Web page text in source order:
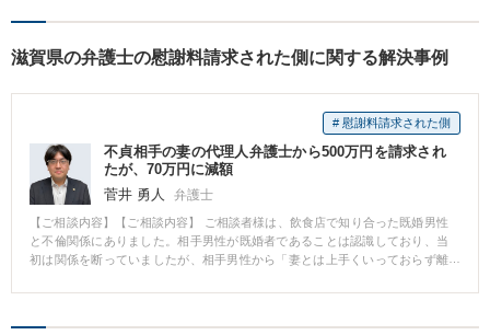
滋賀県の弁護士の慰謝料請求された側に関する解決事例
# 慰謝料請求された側
不貞相手の妻の代理人弁護士から500万円を請求され
たが、70万円に減額
菅井 勇人
弁護士
【ご相談内容】【ご相談内容】 ご相談者様は、飲食店で知り合った既婚男性
と不倫関係にありました。相手男性が既婚者であることは認識しており、当
初は関係を断っていましたが、相手男性から「妻とは上手くいっておらず離
係を持ってしまいました。 そのことが相手男性の配偶者に発覚し、弁護士を